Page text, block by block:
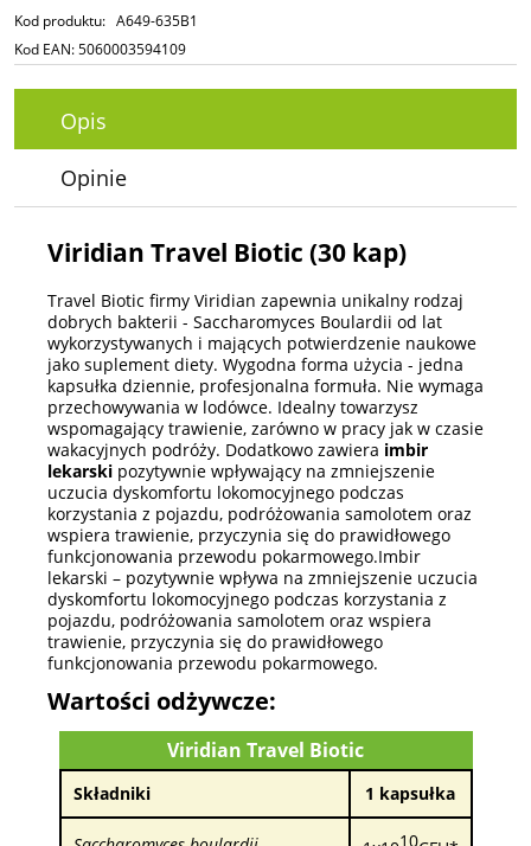
Kod produktu: A649-635B1
Kod EAN:5060003594109
Opis
Opinie
Viridian Travel Biotic (30 kap)
Travel Biotic firmy Viridian zapewnia unikalny rodzaj
dobrych bakterii - Saccharomyces Boulardii od lat
wykorzystywanych i mających potwierdzenie naukowe
jako suplement diety. Wygodna forma użycia - jedna
kapsułka dziennie, profesjonalna formuła. Nie wymaga
przechowywania w lodówce. Idealny towarzysz
wspomagający trawienie, zarówno w pracy jak w czasie
wakacyjnych podróży. Dodatkowo zawiera imbir
lekarski pozytywnie wpływający na zmniejszenie
uczucia dyskomfortu lokomocyjnego podczas
korzystania z pojazdu, podróżowania samolotem oraz
wspiera trawienie, przyczynia się do prawidłowego
funkcjonowania przewodu pokarmowego.Imbir
lekarski – pozytywnie wpływa na zmniejszenie uczucia
dyskomfortu lokomocyjnego podczas korzystania z
pojazdu, podróżowania samolotem oraz wspiera
trawienie, przyczynia się do prawidłowego
funkcjonowania przewodu pokarmowego.
Wartości odżywcze:
Viridian Travel Biotic
Składniki 1 kapsułka
10